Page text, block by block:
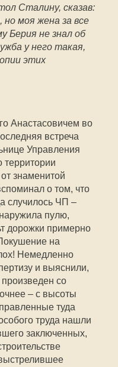
Сталину, сказав:
но моя жена за все
Берия не знал об
у него такая,
этих
Анастасовичем во
встреча
Управления
территории
знаменитой
о том, что
случилось ЧП –
пулю,
дорожки примерно
на
Немедленно
и выяснили,
со
– с высоты
туда
труда нашли
заключенных,